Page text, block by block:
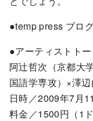
●temp press ブロ
●アーティストトー
阿辻哲次（京都大
国語学専攻）×澤
日時／2009年7月
料金／1500円（1ド